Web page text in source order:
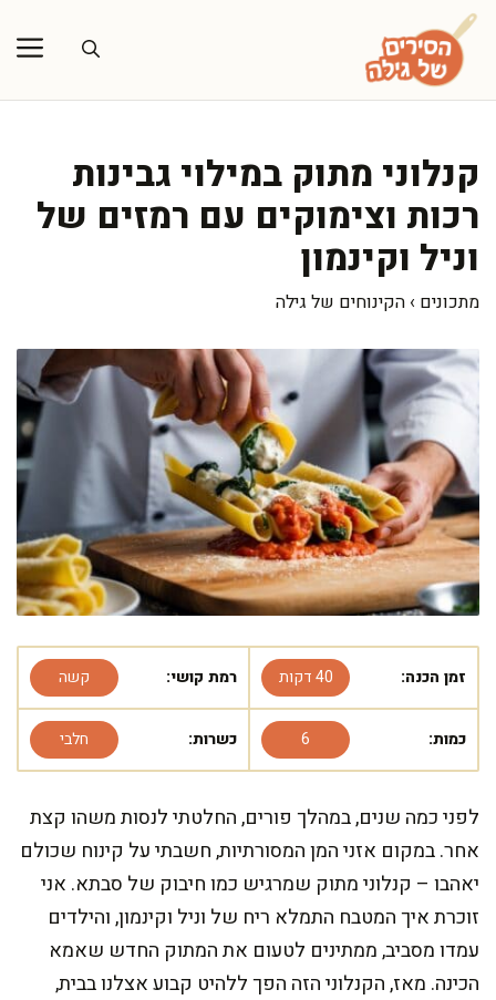
לדלג
לתוכן
קנלוני מתוק במילוי גבינות
רכות וצימוקים עם רמזים של
וניל וקינמון
מתכונים › הקינוחים של גילה
זמן הכנה: 40 דקות רמת קושי: קשה
כמות: 6 כשרות: חלבי
לפני כמה שנים, במהלך פורים, החלטתי לנסות משהו קצת
אחר. במקום אזני המן המסורתיות, חשבתי על קינוח שכולם
יאהבו – קנלוני מתוק שמרגיש כמו חיבוק של סבתא. אני
זוכרת איך המטבח התמלא ריח של וניל וקינמון, והילדים
עמדו מסביב, ממתינים לטעום את המתוק החדש שאמא
הכינה. מאז, הקנלוני הזה הפך ללהיט קבוע אצלנו בבית,